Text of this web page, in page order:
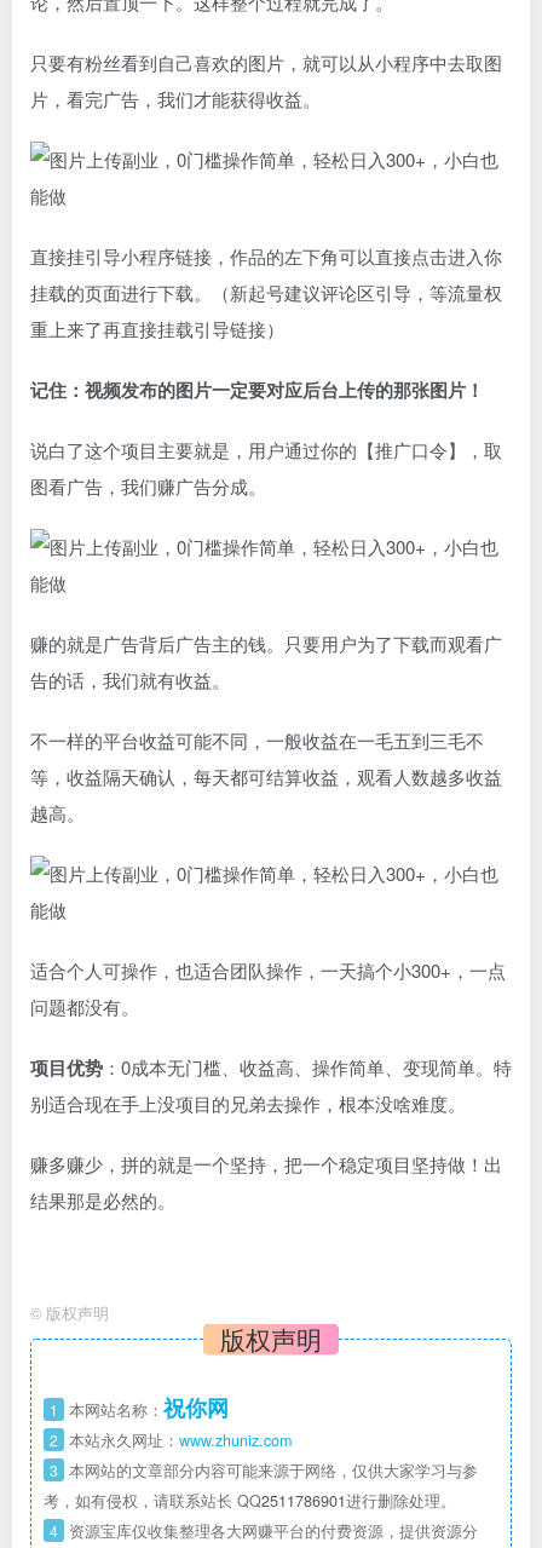
只要有粉丝看到自己喜欢的图片，就可以从小程序中去取图
片，看完广告，我们才能获得收益。
直接挂引导小程序链接，作品的左下角可以直接点击进入你
挂载的页面进行下载。（新起号建议评论区引导，等流量权
重上来了再直接挂载引导链接）
记住：视频发布的图片一定要对应后台上传的那张图片！
说白了这个项目主要就是，用户通过你的【推广口令】，取
图看广告，我们赚广告分成。
赚的就是广告背后广告主的钱。只要用户为了下载而观看广
告的话，我们就有收益。
不一样的平台收益可能不同，一般收益在一毛五到三毛不
等，收益隔天确认，每天都可结算收益，观看人数越多收益
越高。
适合个人可操作，也适合团队操作，一天搞个小300+，一点
问题都没有。
项目优势 ：0成本无门槛、收益高、操作简单、变现简单。特
别适合现在手上没项目的兄弟去操作，根本没啥难度。
赚多赚少，拼的就是一个坚持，把一个稳定项目坚持做！出
结果那是必然的。
© 版权声明
版权声明
1 本网站名称： 祝你网
2 本站永久网址： www.zhuniz.com
3 本网站的文章部分内容可能来源于网络，仅供大家学习与参
考，如有侵权，请联系站长 QQ2511786901进行删除处理。
4 资源宝库仅收集整理各大网赚平台的付费资源，提供资源分